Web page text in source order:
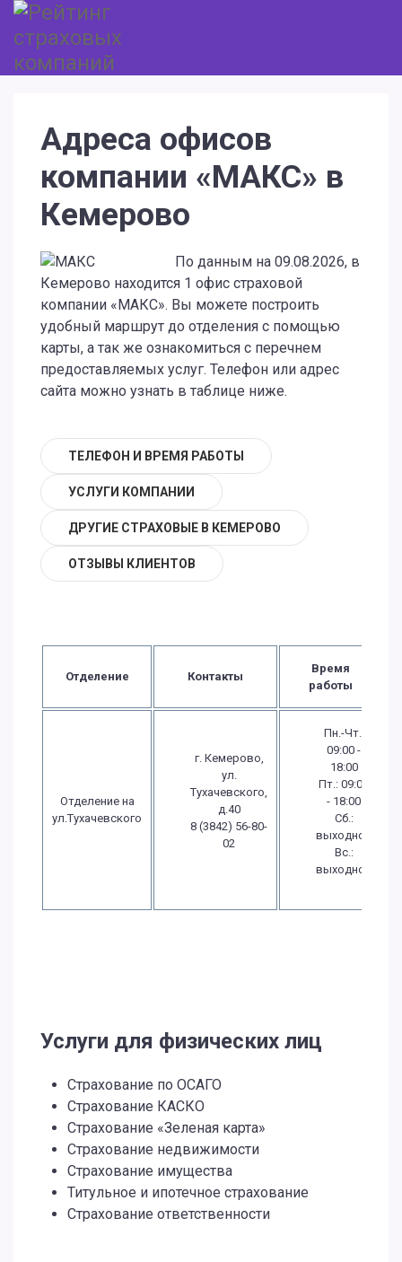
Адреса офисов
компании «МАКС» в
Кемерово
По данным на 09.08.2026, в
Кемерово находится 1 офис страховой
компании «МАКС». Вы можете построить
удобный маршрут до отделения с помощью
карты, а так же ознакомиться с перечнем
предоставляемых услуг. Телефон или адрес
сайта можно узнать в таблице ниже.
ТЕЛЕФОН И ВРЕМЯ РАБОТЫ
УСЛУГИ КОМПАНИИ
ДРУГИЕ СТРАХОВЫЕ В КЕМЕРОВО
ОТЗЫВЫ КЛИЕНТОВ
Отделение Контакты
Время
работы
Отделение на
ул.Тухачевского
г. Кемерово,
ул.
Тухачевского,
д.40
8 (3842) 56-80-
02
Пн.-Чт.:
09:00 -
18:00
Пт.: 09:00
- 18:00
Сб.:
выходной
Вс.:
выходной
Услуги для физических лиц
Страхование по ОСАГО
Страхование КАСКО
Страхование «Зеленая карта»
Страхование недвижимости
Страхование имущества
Титульное и ипотечное страхование
Страхование ответственности